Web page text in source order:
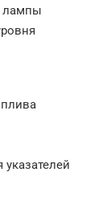
лампы